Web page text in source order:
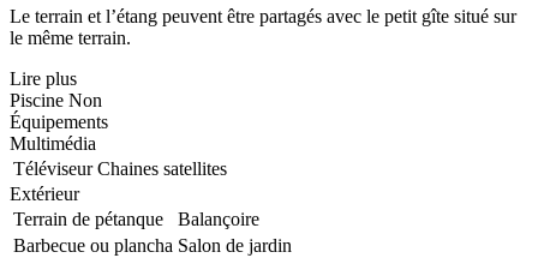
Le terrain et l’étang peuvent être partagés avec le petit gîte situé sur
le même terrain.
Lire plus
Piscine Non
Équipements
Multimédia
Téléviseur Chaines satellites
Extérieur
Terrain de pétanque
Balançoire
Barbecue ou plancha Salon de jardin